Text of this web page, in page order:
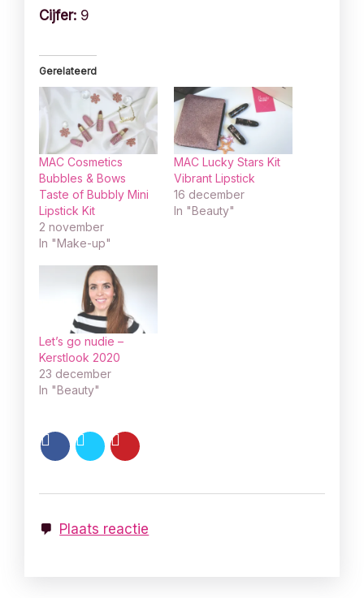
Cijfer: 9
Gerelateerd
MAC Cosmetics
Bubbles & Bows
Taste of Bubbly Mini
Lipstick Kit
2 november
In "Make-up"
MAC Lucky Stars Kit
Vibrant Lipstick
16 december
In "Beauty"
Let’s go nudie –
Kerstlook 2020
23 december
In "Beauty"
Plaats reactie